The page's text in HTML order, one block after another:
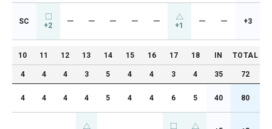
SC +2 ー ー ー ー ー +1 ー ー +3
10 11 12 13 14 15 16 17 18 IN TOTAL
4 4 4 3 5 4 4 3 4 35 72
4 4 4 4 5 4 4 6 5 40 80